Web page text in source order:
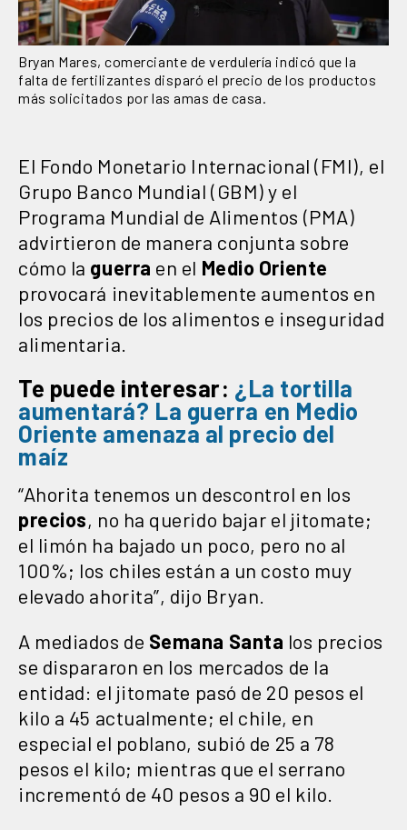
Bryan Mares, comerciante de verdulería indicó que la
falta de fertilizantes disparó el precio de los productos
más solicitados por las amas de casa.
El Fondo Monetario Internacional (FMI), el
Grupo Banco Mundial (GBM) y el
Programa Mundial de Alimentos (PMA)
advirtieron de manera conjunta sobre
cómo la guerra en el Medio Oriente
provocará inevitablemente aumentos en
los precios de los alimentos e inseguridad
alimentaria.
Te puede interesar: ¿La tortilla
aumentará? La guerra en Medio
Oriente amenaza al precio del
maíz
“Ahorita tenemos un descontrol en los
precios, no ha querido bajar el jitomate;
el limón ha bajado un poco, pero no al
100%; los chiles están a un costo muy
elevado ahorita”, dijo Bryan.
A mediados de Semana Santa los precios
se dispararon en los mercados de la
entidad: el jitomate pasó de 20 pesos el
kilo a 45 actualmente; el chile, en
especial el poblano, subió de 25 a 78
pesos el kilo; mientras que el serrano
incrementó de 40 pesos a 90 el kilo.